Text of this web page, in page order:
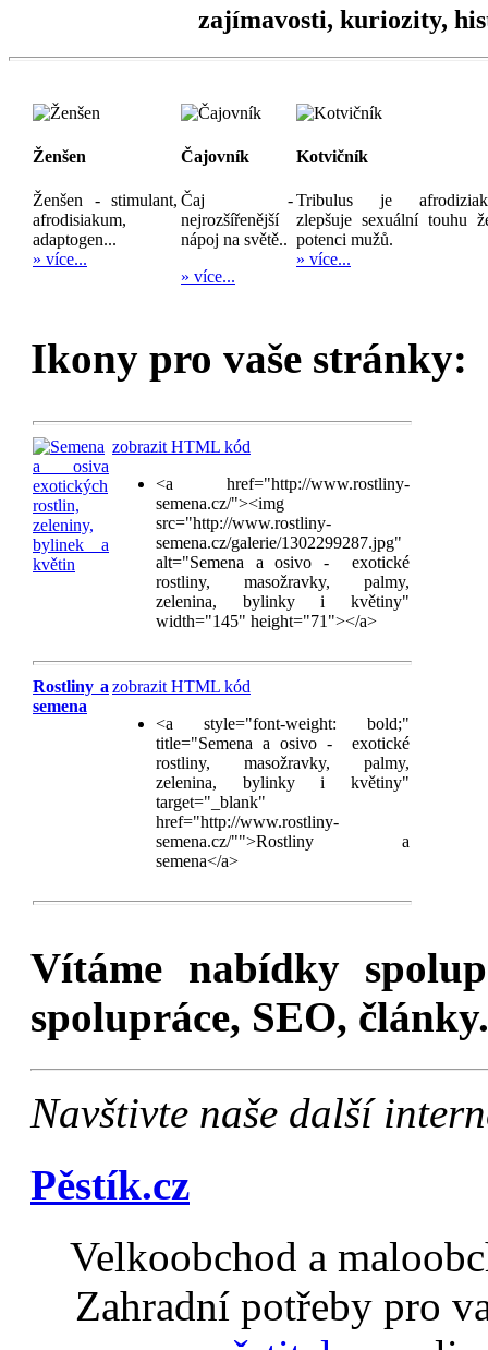
zajímavosti, kuriozity,
Ženšen
Ženšen - stimulant,
afrodisiakum,
adaptogen...
» více...
Čajovník
Čaj -
nejrozšířenější
nápoj na světě..
» více...
Kotvičník
Tribulus je
zlepšuje sexuální touhu
potenci mužů.
» více...
Ikony pro vaše stránky:
zobrazit HTML kód
<a href="http://www.rostliny-
semena.cz/"><img
src="http://www.rostliny-
semena.cz/galerie/1302299287.jpg"
alt="Semena a osivo - exotické
rostliny, masožravky, palmy,
zelenina, bylinky i květiny"
width="145" height="71"></a>
Rostliny a
semena
zobrazit HTML kód
<a style="font-weight: bold;"
title="Semena a osivo - exotické
rostliny, masožravky, palmy,
zelenina, bylinky i květiny"
target="_blank"
href="http://www.rostliny-
semena.cz/"">Rostliny a
semena</a>
Vítáme nabídky
spolupráce, SEO,
Navštivte naše další
Pěstík.cz
Velkoobchod a
Zahradní potřeby pro